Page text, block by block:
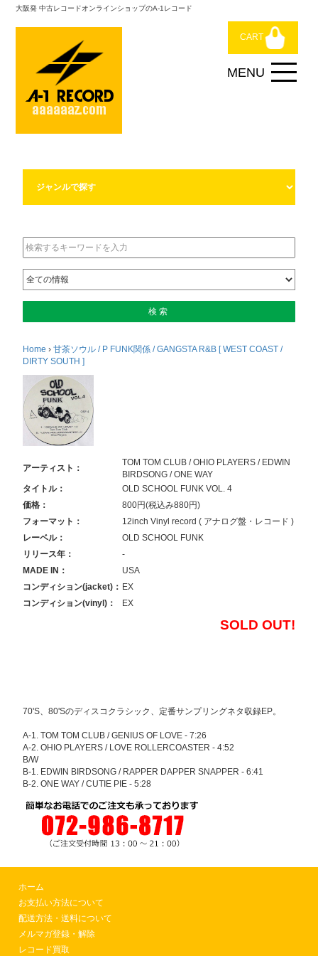
大阪発 中古レコードオンラインショップのA-1レコード
CART
Home ›甘茶ソウル / P FUNK関係 / GANGSTA R&B [ WEST COAST /
DIRTY SOUTH ]
アーティスト：
TOM TOM CLUB / OHIO PLAYERS / EDWIN
BIRDSONG / ONE WAY
タイトル：
OLD SCHOOL FUNK VOL. 4
価格：
800円(税込み880円)
フォーマット：
12inch Vinyl record ( アナログ盤・レコード )
レーベル：
OLD SCHOOL FUNK
リリース年：
-
MADE IN：
USA
コンディション(jacket)： EX
コンディション(vinyl)：
EX
SOLD OUT!
70'S、80'Sのディスコクラシック、定番サンプリングネタ収録EP。
A-1. TOM TOM CLUB / GENIUS OF LOVE - 7:26
A-2. OHIO PLAYERS / LOVE ROLLERCOASTER - 4:52
B/W
B-1. EDWIN BIRDSONG / RAPPER DAPPER SNAPPER - 6:41
B-2. ONE WAY / CUTIE PIE - 5:28
ホーム
お支払い方法について
配送方法・送料について
メルマガ登録・解除
レコード買取